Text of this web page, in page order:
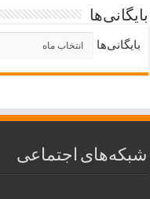
بایگانی‌ها
بایگانی‌ها
شبکه‌های اجتماعی